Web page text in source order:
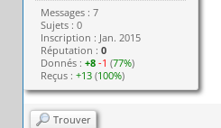
Messages : 7
Sujets : 0
Inscription : Jan. 2015
Réputation : 0
Donnés : +8 -1 (77%)
Reçus : +13(100%)
Trouver